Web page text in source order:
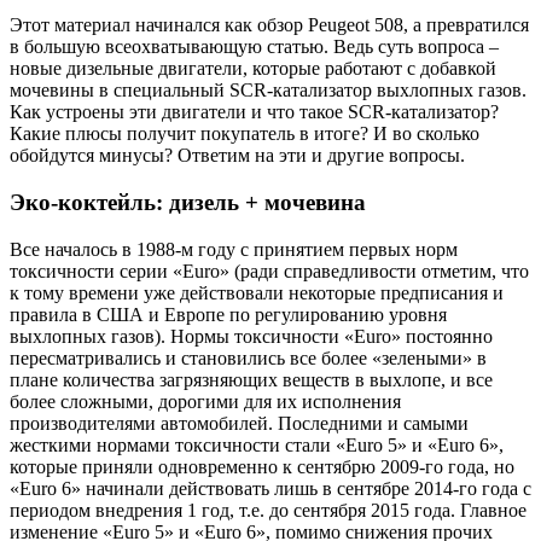
Этот материал начинался как обзор Peugeot 508, а превратился
в большую всеохватывающую статью. Ведь суть вопроса –
новые дизельные двигатели, которые работают с добавкой
мочевины в специальный SCR-катализатор выхлопных газов.
Как устроены эти двигатели и что такое SCR-катализатор?
Какие плюсы получит покупатель в итоге? И во сколько
обойдутся минусы? Ответим на эти и другие вопросы.
Эко-коктейль: дизель + мочевина
Все началось в 1988-м году с принятием первых норм
токсичности серии «Euro» (ради справедливости отметим, что
к тому времени уже действовали некоторые предписания и
правила в США и Европе по регулированию уровня
выхлопных газов). Нормы токсичности «Euro» постоянно
пересматривались и становились все более «зелеными» в
плане количества загрязняющих веществ в выхлопе, и все
более сложными, дорогими для их исполнения
производителями автомобилей. Последними и самыми
жесткими нормами токсичности стали «Euro 5» и «Euro 6»,
которые приняли одновременно к сентябрю 2009-го года, но
«Euro 6» начинали действовать лишь в сентябре 2014-го года с
периодом внедрения 1 год, т.е. до сентября 2015 года. Главное
изменение «Euro 5» и «Euro 6», помимо снижения прочих